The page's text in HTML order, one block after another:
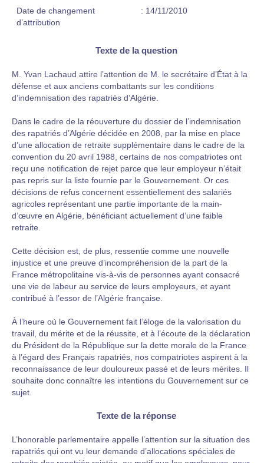
Date de changement
d’attribution
: 14/11/2010
Texte de la question
M. Yvan Lachaud attire l’attention de M. le secrétaire d’État à la
défense et aux anciens combattants sur les conditions
d’indemnisation des rapatriés d’Algérie.
Dans le cadre de la réouverture du dossier de l’indemnisation
des rapatriés d’Algérie décidée en 2008, par la mise en place
d’une allocation de retraite supplémentaire dans le cadre de la
convention du 20 avril 1988, certains de nos compatriotes ont
reçu une notification de rejet parce que leur employeur n’était
pas repris sur la liste fournie par le Gouvernement. Or ces
décisions de refus concernent essentiellement des salariés
agricoles représentant une partie importante de la main-
d’œuvre en Algérie, bénéficiant actuellement d’une faible
retraite.
Cette décision est, de plus, ressentie comme une nouvelle
injustice et une preuve d’incompréhension de la part de la
France métropolitaine vis-à-vis de personnes ayant consacré
une vie de labeur au service de leurs employeurs, et ayant
contribué à l’essor de l’Algérie française.
À l’heure où le Gouvernement fait l’éloge de la valorisation du
travail, du mérite et de la réussite, et à l’écoute de la déclaration
du Président de la République sur la dette morale de la France
à l’égard des Français rapatriés, nos compatriotes aspirent à la
reconnaissance de leur douloureux passé et de leurs mérites. Il
souhaite donc connaître les intentions du Gouvernement sur ce
sujet.
Texte de la réponse
L’honorable parlementaire appelle l’attention sur la situation des
rapatriés qui ont vu leur demande d’allocations spéciales de